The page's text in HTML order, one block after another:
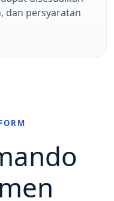
dan persyaratan